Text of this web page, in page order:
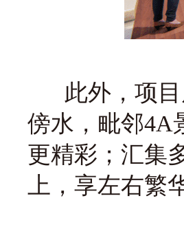
此外，项目
傍水，毗邻4A
更精彩；汇集
上，享左右繁